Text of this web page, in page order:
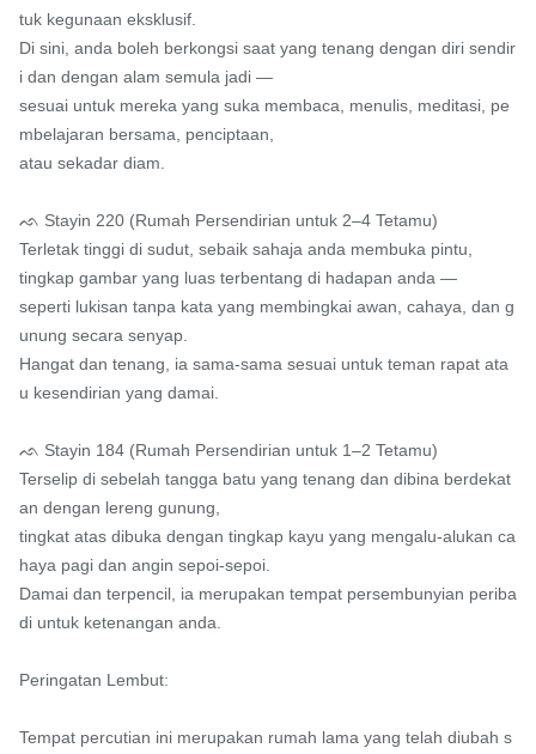
tuk kegunaan eksklusif.
Di sini, anda boleh berkongsi saat yang tenang dengan diri sendir
i dan dengan alam semula jadi —
sesuai untuk mereka yang suka membaca, menulis, meditasi, pe
mbelajaran bersama, penciptaan,
atau sekadar diam.
ᨒ Stayin 220 (Rumah Persendirian untuk 2–4 Tetamu)
Terletak tinggi di sudut, sebaik sahaja anda membuka pintu,
tingkap gambar yang luas terbentang di hadapan anda —
seperti lukisan tanpa kata yang membingkai awan, cahaya, dan g
unung secara senyap.
Hangat dan tenang, ia sama-sama sesuai untuk teman rapat ata
u kesendirian yang damai.
ᨒ Stayin 184 (Rumah Persendirian untuk 1–2 Tetamu)
Terselip di sebelah tangga batu yang tenang dan dibina berdekat
an dengan lereng gunung,
tingkat atas dibuka dengan tingkap kayu yang mengalu-alukan ca
haya pagi dan angin sepoi-sepoi.
Damai dan terpencil, ia merupakan tempat persembunyian periba
di untuk ketenangan anda.
Peringatan Lembut:
Tempat percutian ini merupakan rumah lama yang telah diubah s